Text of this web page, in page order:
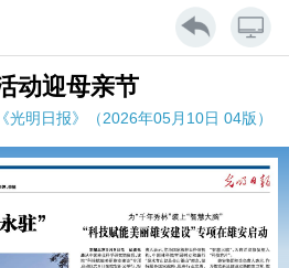
动迎母亲节
《光明日报》（2026年05月10日 04版）